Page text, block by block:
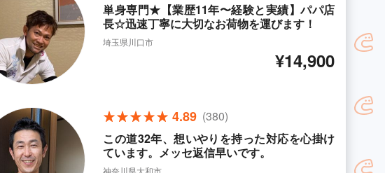
単身専門★【業歴11年〜経験と実績】パパ店
長☆迅速丁寧に大切なお荷物を運びます！
埼玉県川口市
¥14,900
4.89 (380)
この道32年、想いやりを持った対応を心掛け
ています。メッセ返信早いです。
神奈川県大和市